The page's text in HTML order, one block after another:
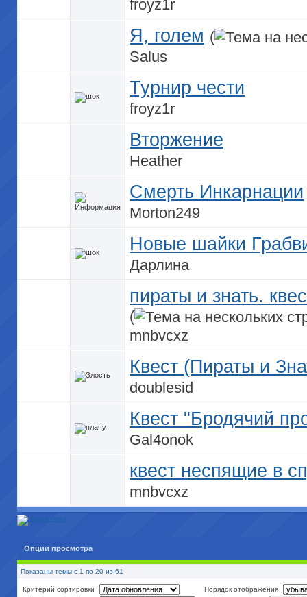
froyz1r
Я, голем (
Salus
Турнир чести
froyz1r
Вторжение
Heather
Смерть Инкарнации
Morton249
Новые шайки
Дарлина
пираты и знать.
(
mnbvcxz
Квест (Пираты и
doublesid
Квест "Бродячий
Gal4onok
квест неспящие в
mnbvcxz
Опции просмотра
Показаны темы с 1 по 20 из 61
Критерий сортировки Порядок отображения